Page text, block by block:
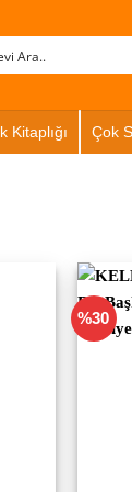
Kitaplığı Çok
%30